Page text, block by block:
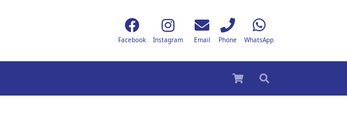
Facebook Instagram Email Phone WhatsApp